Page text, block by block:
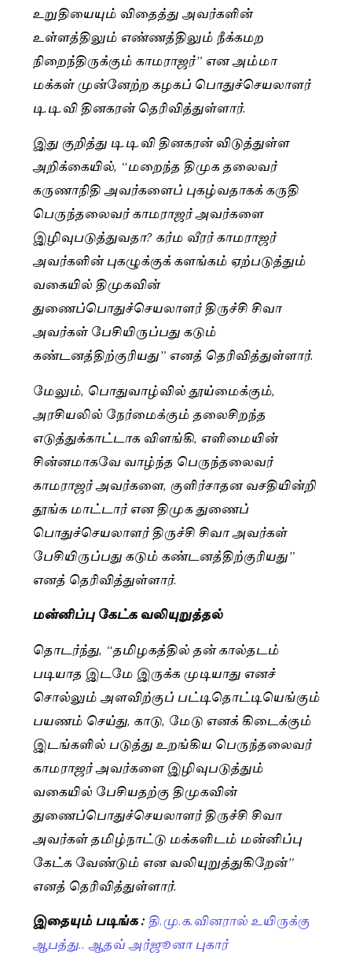
உறுதியையும் விதைத்து அவர்களின்
உள்ளத்திலும் எண்ணத்திலும் நீக்கமற
நிறைந்திருக்கும் காமராஜர்” என அம்மா
மக்கள் முன்னேற்ற கழகப் பொதுச்செயலாளர்
டி.டி.வி தினகரன் தெரிவித்துள்ளார்.
இது குறித்து டி.டி.வி தினகரன் விடுத்துள்ள
அறிக்கையில், “மறைந்த திமுக தலைவர்
கருணாநிதி அவர்களைப் புகழ்வதாகக் கருதி
பெருந்தலைவர் காமராஜர் அவர்களை
இழிவுபடுத்துவதா? கர்ம வீரர் காமராஜர்
அவர்களின் புகழுக்குக் களங்கம் ஏற்படுத்தும்
வகையில் திமுகவின்
துணைப்பொதுச்செயலாளர் திருச்சி சிவா
அவர்கள் பேசியிருப்பது கடும்
கண்டனத்திற்குரியது” எனத் தெரிவித்துள்ளார்.
மேலும், பொதுவாழ்வில் தூய்மைக்கும்,
அரசியலில் நேர்மைக்கும் தலைசிறந்த
எடுத்துக்காட்டாக விளங்கி, எளிமையின்
சின்னமாகவே வாழ்ந்த பெருந்தலைவர்
காமராஜர் அவர்களை, குளிர்சாதன வசதியின்றி
தூங்க மாட்டார் என திமுக துணைப்
பொதுச்செயலாளர் திருச்சி சிவா அவர்கள்
பேசியிருப்பது கடும் கண்டனத்திற்குரியது”
எனத் தெரிவித்துள்ளார்.
மன்னிப்பு கேட்க வலியுறுத்தல்
தொடர்ந்து, “தமிழகத்தில் தன் கால்தடம்
படியாத இடமே இருக்க முடியாது எனச்
சொல்லும் அளவிற்குப் பட்டிதொட்டியெங்கும்
பயணம் செய்து, காடு, மேடு எனக் கிடைக்கும்
இடங்களில் படுத்து உறங்கிய பெருந்தலைவர்
காமராஜர் அவர்களை இழிவுபடுத்தும்
வகையில் பேசியதற்கு திமுகவின்
துணைப்பொதுச்செயலாளர் திருச்சி சிவா
அவர்கள் தமிழ்நாட்டு மக்களிடம் மன்னிப்பு
கேட்க வேண்டும் என வலியுறுத்துகிறேன்”
எனத் தெரிவித்துள்ளார்.
இதையும் படிங்க : தி.மு.க.வினரால் உயிருக்கு
ஆபத்து.. ஆதவ் அர்ஜூனா புகார்